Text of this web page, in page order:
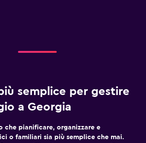
semplice per gestire
a Georgia
che pianificare, organizzare e
o familiari sia più semplice che mai.